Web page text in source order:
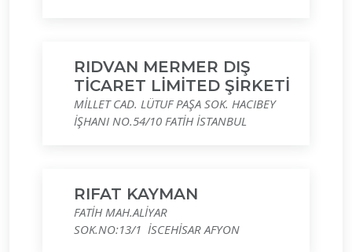
RIDVAN MERMER DIŞ
TİCARET LİMİTED ŞİRKETİ
MİLLET CAD. LÜTUF PAŞA SOK. HACIBEY
İŞHANI NO.54/10 FATİH İSTANBUL
RIFAT KAYMAN
FATİH MAH.ALİYAR
SOK.NO:13/1 İSCEHİSAR AFYON